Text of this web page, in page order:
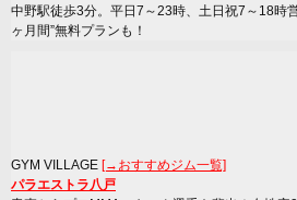
中野駅徒歩3分。平日7～23時、土日祝7～18時
ヶ月間”無料プランも！
GYM VILLAGE [→おすすめジム一覧]
パラエストラ八戸